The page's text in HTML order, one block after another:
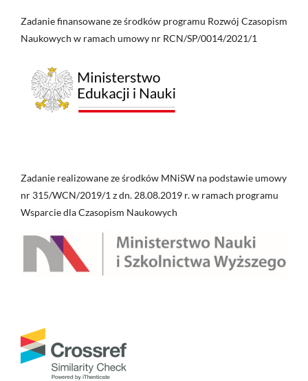
Zadanie finansowane ze środków programu Rozwój Czasopism
Naukowych w ramach umowy nr RCN/SP/0014/2021/1
Zadanie realizowane ze środków MNiSW na podstawie umowy
nr 315/WCN/2019/1 z dn. 28.08.2019 r. w ramach programu
Wsparcie dla Czasopism Naukowych